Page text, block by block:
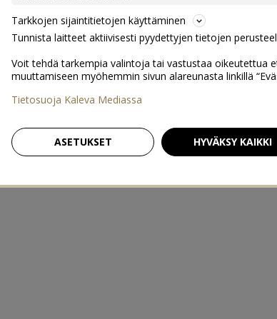
Tarkkojen sijaintitietojen käyttäminen
Tunnista laitteet aktiivisesti pyydettyjen tietojen
Voit tehdä tarkempia valintoja tai vastustaa oikeutettua
muuttamiseen myöhemmin sivun alareunasta linkillä
Tietosuoja Kaleva Mediassa
ASETUKSET HYVÄKSY KAIKKI